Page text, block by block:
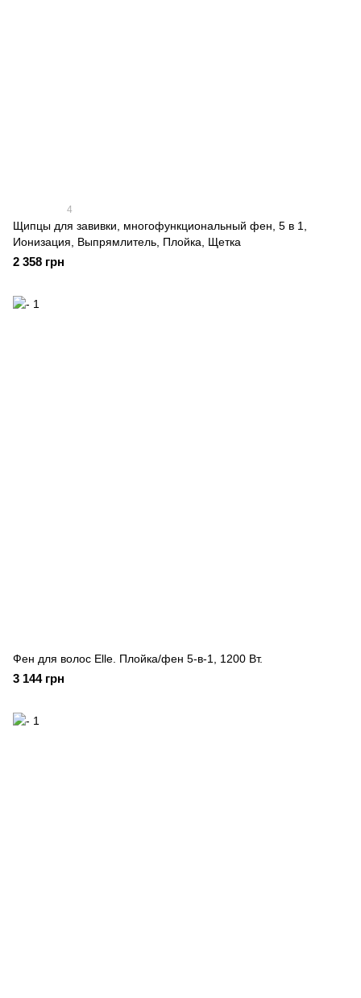
4
Щипцы для завивки, многофункциональный фен, 5 в 1,
Ионизация, Выпрямлитель, Плойка, Щетка
2 358 грн
Фен для волос Elle. Плойка/фен 5-в-1, 1200 Вт.
3 144 грн